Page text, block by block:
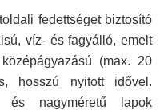
fedettséget biztosító
víz- és fagyálló, emelt
(max. 20
hosszú nyitott idővel.
és nagyméretű lapok